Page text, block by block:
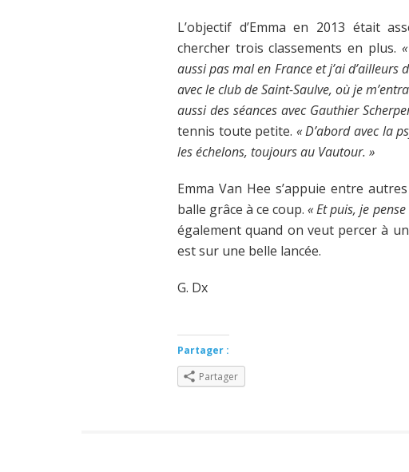
L’objectif d’Emma en 2013 était
chercher trois classements en plus.
aussi pas mal en France et j’ai
avec le club de Saint-Saulve, où je
aussi des séances avec Gauthier
tennis toute petite. « D’abord avec la
les échelons, toujours au Vautour. »
Emma Van Hee s’appuie entre
balle grâce à ce coup.« Et puis, je
également quand on veut percer à
est sur une belle lancée.
G. Dx
Partager :
Partager